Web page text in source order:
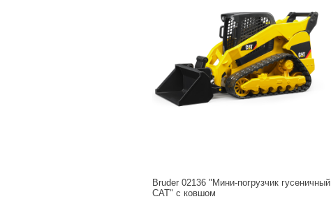
Bruder 02136 "Мини-погрузчик гусеничный
CAT" с ковшом